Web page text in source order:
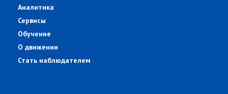
Аналитика
Сервисы
Обучение
О движении
Стать наблюдателем